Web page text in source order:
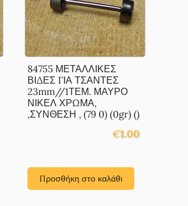
84755 ΜΕΤΑΛΛΙΚΕΣ
ΒΙΔΕΣ ΓΙΑ ΤΣΑΝΤΕΣ
23mm//1ΤΕΜ. ΜΑΥΡΟ
ΝΙΚΕΛ ΧΡΩΜΑ,
,ΣΥΝΘΕΣΗ , (79 0) (0gr) ()
€1.00
Προσθήκη στο καλάθι